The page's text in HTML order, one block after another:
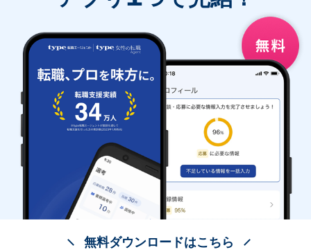
無料ダウンロードはこちら